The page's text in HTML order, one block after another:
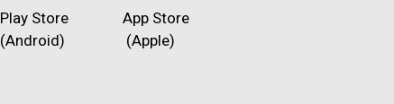
Play Store App Store
(Android) (Apple)